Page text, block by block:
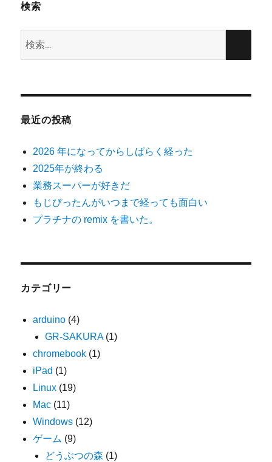
検索
検
索
最近の投稿
2026 年になってからしばらく経った
2025年が終わる
業務スーパーが好きだ
もじぴったんがいつまで経っても面白い
プラチナの remix を書いた。
カテゴリー
arduino (4)
GR-SAKURA(1)
chromebook (1)
iPad (1)
Linux (19)
Mac (11)
Windows (12)
ゲーム (9)
どうぶつの森 (1)